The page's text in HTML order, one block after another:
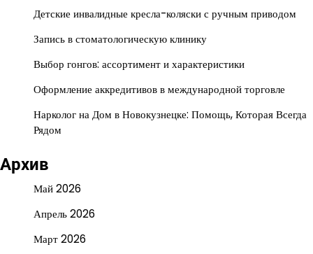
Детские инвалидные кресла-коляски с ручным приводом
Запись в стоматологическую клинику
Выбор гонгов: ассортимент и характеристики
Оформление аккредитивов в международной торговле
Нарколог на Дом в Новокузнецке: Помощь, Которая Всегда
Рядом
Архив
Май 2026
Апрель 2026
Март 2026